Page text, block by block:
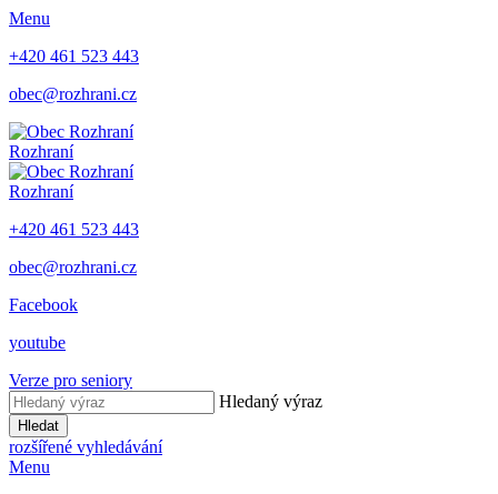
Menu
+420 461 523 443
obec@rozhrani.cz
Rozhraní
Rozhraní
+420 461 523 443
obec@rozhrani.cz
Facebook
youtube
Verze pro seniory
Hledaný výraz
Hledat
rozšířené vyhledávání
Menu